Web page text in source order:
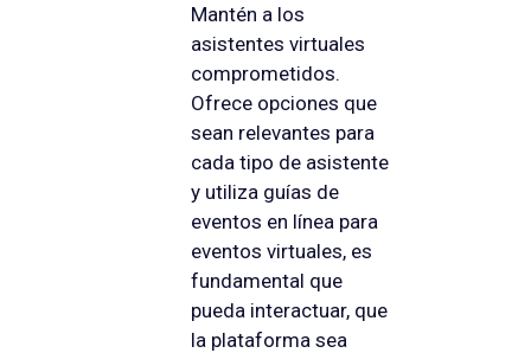
Mantén a los
asistentes virtuales
comprometidos.
Ofrece opciones que
sean relevantes para
cada tipo de asistente
y utiliza guías de
eventos en línea para
eventos virtuales, es
fundamental que
pueda interactuar, que
la plataforma sea